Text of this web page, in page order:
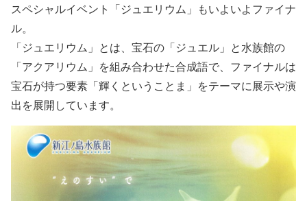
スペシャルイベント「ジュエリウム」もいよいよファイナ
ル。
「ジュエリウム」とは、宝石の「ジュエル」と水族館の
「アクアリウム」を組み合わせた合成語で、ファイナルは
宝石が持つ要素「輝くということま」をテーマに展示や演
出を展開しています。